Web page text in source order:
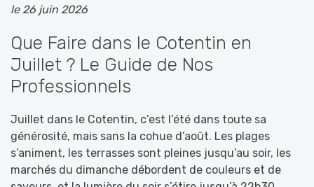
le 26 juin 2026
Que Faire dans le Cotentin en
Juillet ? Le Guide de Nos
Professionnels
Juillet dans le Cotentin, c’est l’été dans toute sa
générosité, mais sans la cohue d’août. Les plages
s’animent, les terrasses sont pleines jusqu’au soir, les
marchés du dimanche débordent de couleurs et de